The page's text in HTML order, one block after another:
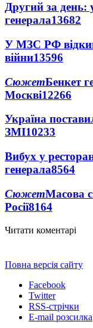
Другий за
генерала13682
У МЗС РФ
війни13596
СюжетБенкет
Москві12266
Україна
ЗМІ10233
Вибух у
генерала8564
СюжетМасова
Росії8164
Читати коментарі
Повна версія сайту
Facebook
Twitter
RSS-стрічки
E-mail розсилка